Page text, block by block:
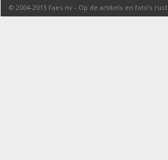
© 2004-2013 Faes nv - Op de artikels en foto’s